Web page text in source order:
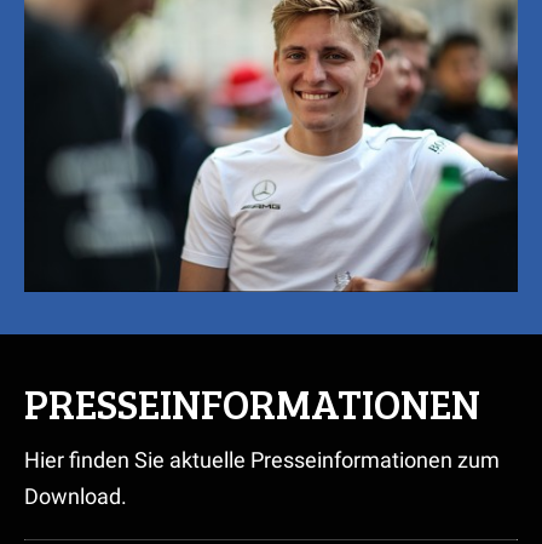
PRESSEINFORMATIONEN
Hier finden Sie aktuelle Presseinformationen zum
Download.